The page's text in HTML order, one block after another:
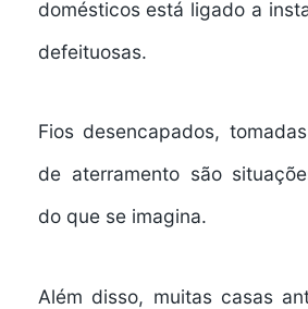
domésticos está ligado a
defeituosas.
Fios desencapados,
de aterramento são
do que se imagina.
Além disso, muitas casas